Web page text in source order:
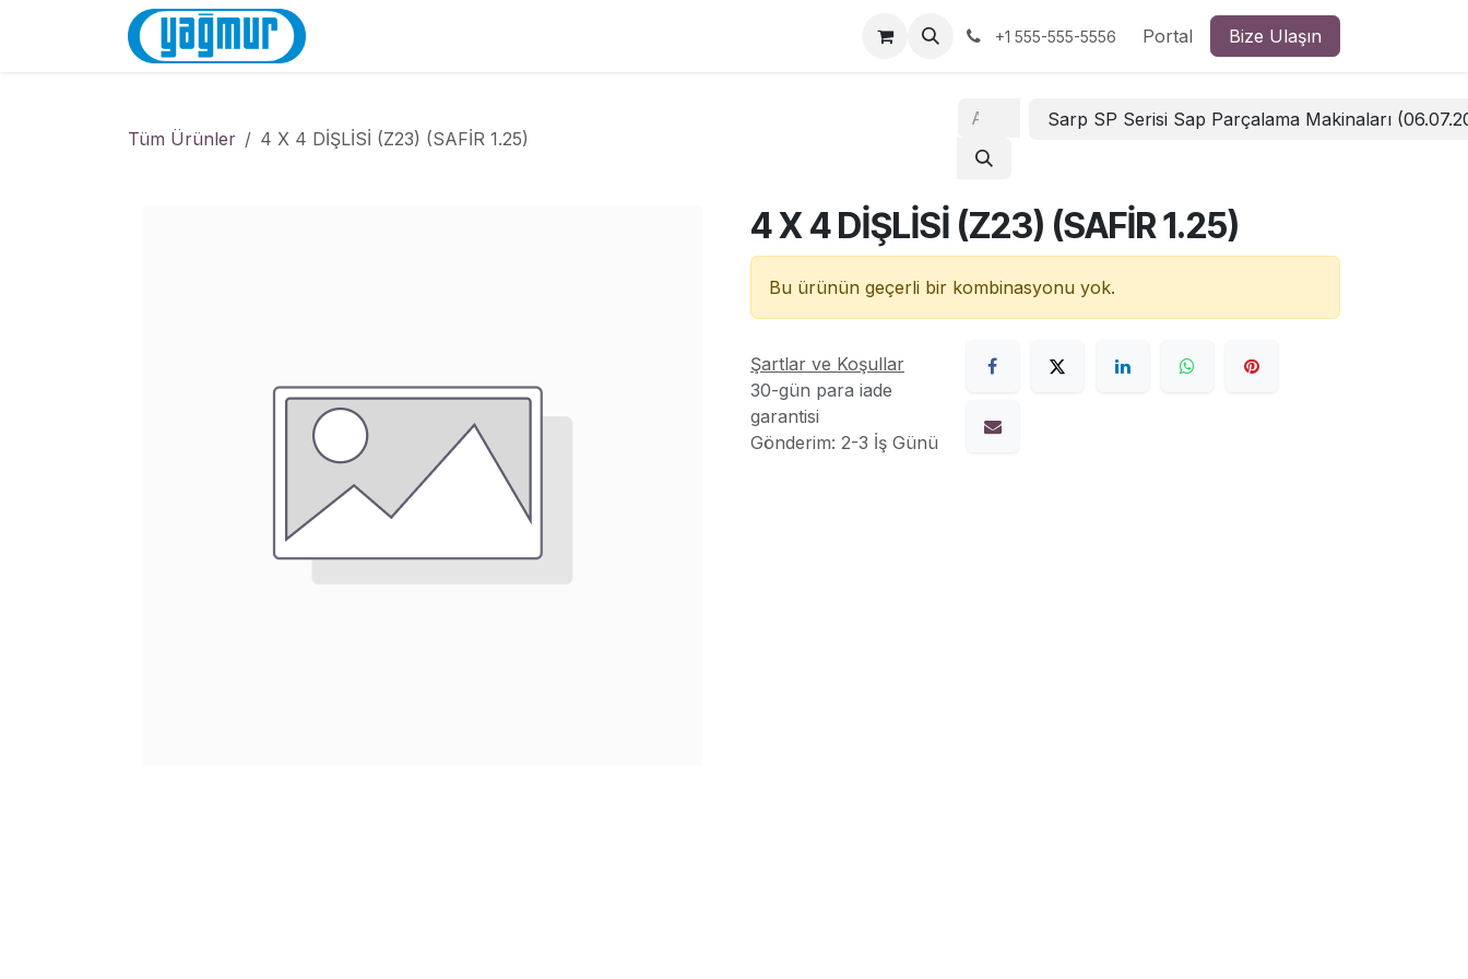
+1 555-555-5556 Portal Bize Ulaşın
Tüm Ürünler 4 X 4 DİŞLİSİ (Z23) (SAFİR 1.25)
Sarp SP Serisi Sap Parçalama Makinaları
4 X 4 DİŞLİSİ (Z23) (SAFİR 1.25)
Bu ürünün geçerli bir kombinasyonu yok.
Şartlar ve Koşullar
30-gün para iade
garantisi
Gönderim: 2-3 İş Günü